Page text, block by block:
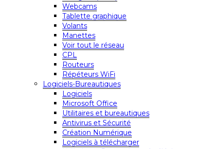
Webcams
Tablette graphique
Volants
Manettes
Voir tout le réseau
CPL
Routeurs
Répéteurs WiFi
Logiciels-Bureautiques
Logiciels
Microsoft Office
Utilitaires et bureautiques
Antivirus et Sécurité
Création Numérique
Logiciels à télécharger